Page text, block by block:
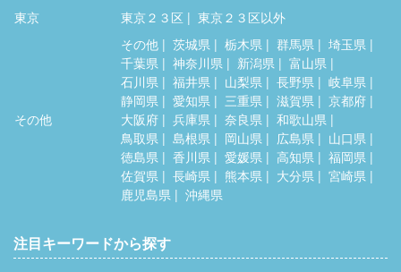
東京
東京２３区 東京２３区以外
その他
その他 茨城県 栃木県 群馬県
埼玉県
千葉県
神奈川県 新潟県
富山県
石川県
福井県 山梨県 長野県
岐阜県
静岡県
愛知県 三重県 滋賀県
京都府
大阪府
兵庫県 奈良県
和歌山県
鳥取県
島根県 岡山県 広島県
山口県
徳島県
香川県 愛媛県 高知県
福岡県
佐賀県
長崎県 熊本県 大分県
宮崎県
鹿児島県
沖縄県
注目キーワードから探す